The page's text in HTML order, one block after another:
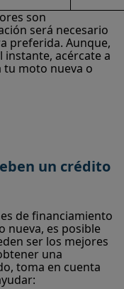
son
será necesario
preferida. Aunque,
instante, acércate a
moto nueva o
un crédito
de financiamiento
nueva, es posible
ser los mejores
una
toma en cuenta